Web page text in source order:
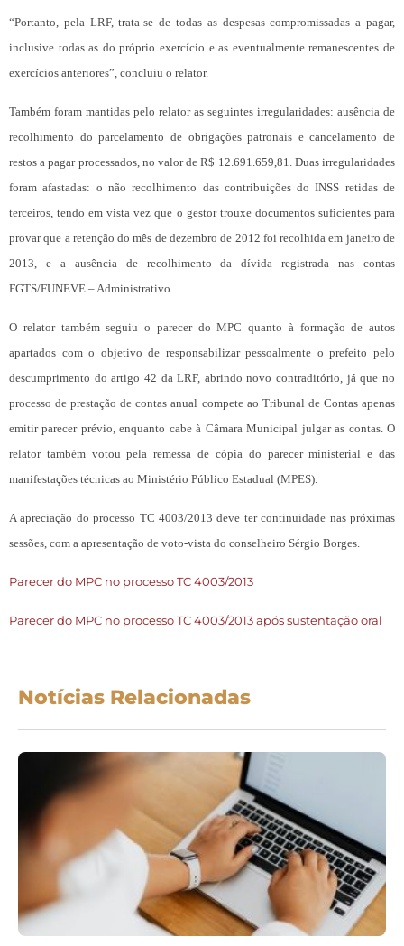
“Portanto, pela LRF, trata-se de todas as despesas compromissadas a pagar,
inclusive todas as do próprio exercício e as eventualmente remanescentes de
exercícios anteriores”, concluiu o relator.
Também foram mantidas pelo relator as seguintes irregularidades: ausência de
recolhimento do parcelamento de obrigações patronais e cancelamento de
restos a pagar processados, no valor de R$ 12.691.659,81. Duas irregularidades
foram afastadas: o não recolhimento das contribuições do INSS retidas de
terceiros, tendo em vista vez que o gestor trouxe documentos suficientes para
provar que a retenção do mês de dezembro de 2012 foi recolhida em janeiro de
2013, e a ausência de recolhimento da dívida registrada nas contas
FGTS/FUNEVE – Administrativo.
O relator também seguiu o parecer do MPC quanto à formação de autos
apartados com o objetivo de responsabilizar pessoalmente o prefeito pelo
descumprimento do artigo 42 da LRF, abrindo novo contraditório, já que no
processo de prestação de contas anual compete ao Tribunal de Contas apenas
emitir parecer prévio, enquanto cabe à Câmara Municipal julgar as contas. O
relator também votou pela remessa de cópia do parecer ministerial e das
manifestações técnicas ao Ministério Público Estadual (MPES).
A apreciação do processo TC 4003/2013 deve ter continuidade nas próximas
sessões, com a apresentação de voto-vista do conselheiro Sérgio Borges.
Parecer do MPC no processo TC 4003/2013
Parecer do MPC no processo TC 4003/2013 após sustentação oral
Notícias Relacionadas